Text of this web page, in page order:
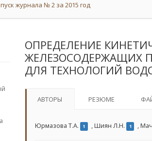
журнала № 2 за 2015 год
ОПРЕДЕЛЕНИЕ
ЖЕЛЕЗОСОДЕРЖАЩИХ
ДЛЯ ТЕХНОЛОГИЙ
АВТОРЫ РЕЗЮМЕ
Юрмазова Т.А. 1 ,Шиян Л.Н. 1 ,